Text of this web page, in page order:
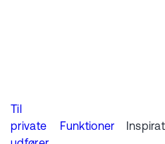
Til
private
Funktioner